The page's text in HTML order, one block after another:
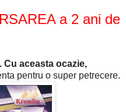
a 2 ani de
aceasta ocazie,
pentru o super petrecere.